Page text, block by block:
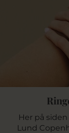
Her på
Lund